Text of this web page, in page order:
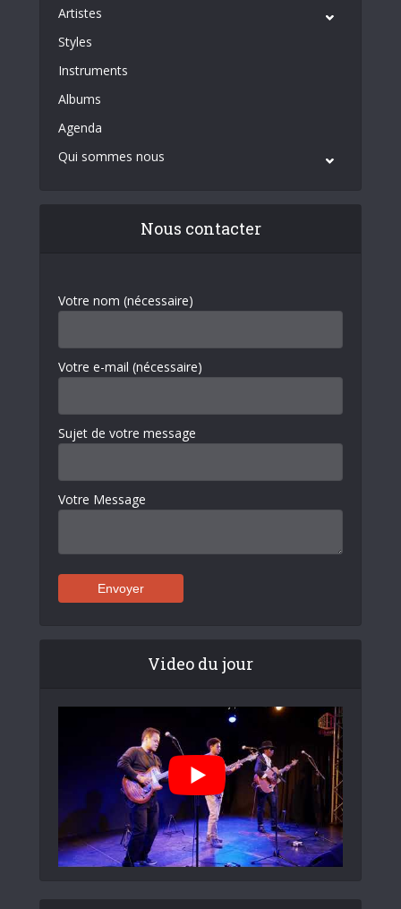
Artistes
Styles
Instruments
Albums
Agenda
Qui sommes nous
Nous contacter
Votre nom (nécessaire)
Votre e-mail (nécessaire)
Sujet de votre message
Votre Message
Video du jour